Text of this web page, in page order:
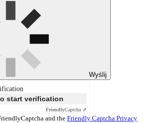
Wyślij
start verification
FriendlyCaptcha ⇗
and the Friendly Captcha Privacy